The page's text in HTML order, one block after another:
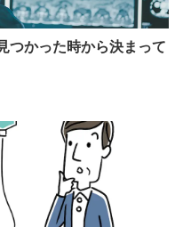
つかった時から決まって